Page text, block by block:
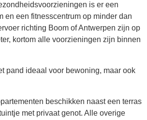
is er een
en een fitnesscentrum op minder dan
richting Boom of Antwerpen zijn op
kortom alle voorzieningen zijn binnen
pand ideaal voor bewoning, maar ook
beschikken naast een terras
met privaat genot. Alle overige